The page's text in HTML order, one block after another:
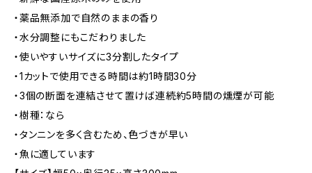
・薬品無添加で自然のままの香り
・水分調整にもこだわりました
・使いやすいサイズに3分割したタイプ
・1カットで使用できる時間は約1時間30分
・3個の断面を連結させて置けば連続約5時間の燻煙が可能
・樹種：なら
・タンニンを多く含むため、色づきが早い
・魚に適しています